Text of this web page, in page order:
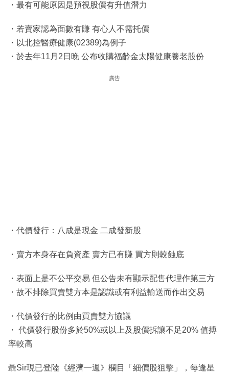
・最有可能原因是預視股價有升值潛力
・若賣家認為面數有賺 有心人不需托價
・以北控醫療健康(02389)為例子
・於去年11月2日晚 公布收購福齡金太陽健康養老股份
廣告
・代價發行：八成是現金 二成發新股
・賣方本身存在負資產 賣方已有賺 買方則較蝕底
・表面上是不公平交易 但公告未有顯示配售代理作第三方
・故不排除買賣雙方本是認識或有利益輸送而作出交易
・代價發行的比例由買賣雙方協議
・ 代價發行股份多於50%或以上及股價拆讓不足20% 值搏
率較高
聶Sir現已登陸《經濟一週》欄目「細價股狙擊」，每逢星